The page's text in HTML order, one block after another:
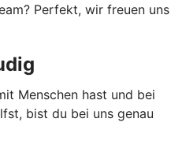
Perfekt, wir freuen uns
Menschen hast und bei
bist du bei uns genau